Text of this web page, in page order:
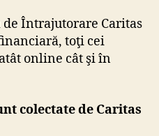
de Întrajutorare Caritas
toţi cei
online cât şi în
colectate de Caritas